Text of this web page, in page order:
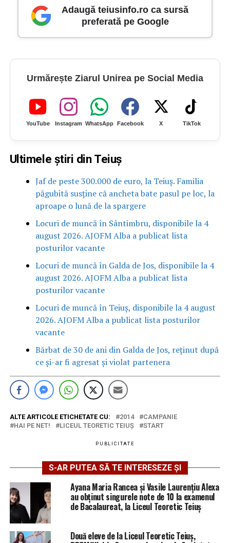
Adaugă teiusinfo.ro ca sursă
preferată pe Google
Urmărește Ziarul Unirea pe Social Media
YouTube Instagram WhatsApp Facebook X TikTok
Ultimele știri din Teiuș
Jaf de peste 300.000 de euro, la Teiuș. Familia
păgubită susține că ancheta bate pasul pe loc, la
aproape o lună de la spargere
Locuri de muncă în Sântimbru, disponibile la 4
august 2026. AJOFM Alba a publicat lista
posturilor vacante
Locuri de muncă în Galda de Jos, disponibile la 4
august 2026. AJOFM Alba a publicat lista
posturilor vacante
Locuri de muncă în Teiuș, disponibile la 4 august
2026. AJOFM Alba a publicat lista posturilor
vacante
Bărbat de 30 de ani din Galda de Jos, reținut după
ce și-ar fi agresat și violat partenera
ALTE ARTICOLE ETICHETATE CU: 2014
CAMPANIE
HAI PE NET!
LICEUL TEORETIC TEIUŞ START
PUBLICITATE
S-AR PUTEA SĂ TE INTERESEZE ȘI
Ayana Maria Rancea și Vasile Laurențiu Alexa
au obținut singurele note de 10 la examenul
de Bacalaureat, la Liceul Teoretic Teiuș
Două eleve de la Liceul Teoretic Teiuș,